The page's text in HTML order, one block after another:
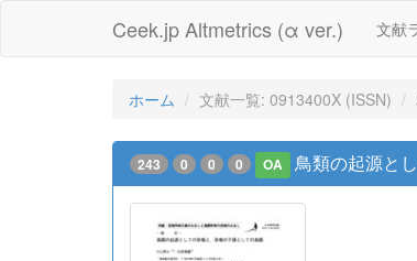
Ceek.jp Altmetrics (α ver.) 文献
ホーム 文献一覧: 0913400X (ISSN)
243 0 0 0 OA 鳥類の起源と